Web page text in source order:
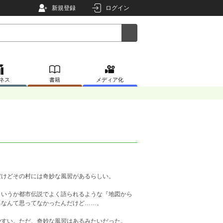
新規登録 ログイン
ス 書籍 メディア化
どその村には奇妙な風習があるらしい。
うか都市伝説でよく語られるような『地図から
んて思ってなかったんだけど……。
。ただ、奇妙な風習はあるみたいだった。